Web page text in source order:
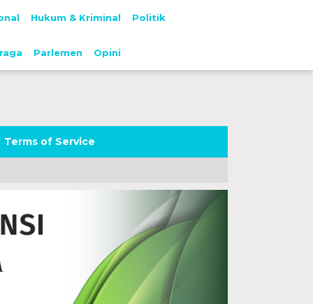
Hukum & Kriminal Politik
Parlemen Opini
Terms of Service